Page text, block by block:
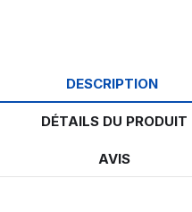
DESCRIPTION
DÉTAILS DU PRODUIT
AVIS